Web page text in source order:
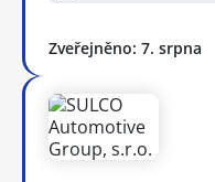
Zveřejněno: 7. srpna